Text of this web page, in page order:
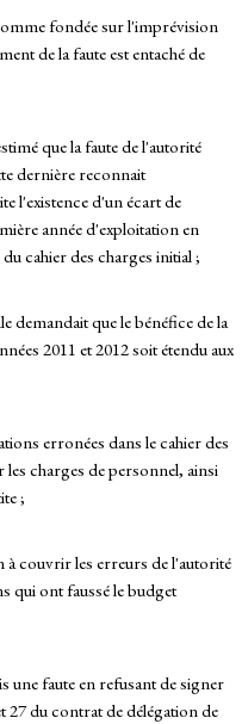
fondée sur l'imprévision
de la faute est entaché de
que la faute de l'autorité
dernière reconnait
l'existence d'un écart de
année d'exploitation en
cahier des charges initial ;
demandait que le bénéfice de la
2011 et 2012 soit étendu aux
erronées dans le cahier des
charges de personnel, ainsi
;
à couvrir les erreurs de l'autorité
qui ont faussé le budget
une faute en refusant de signer
27 du contrat de délégation de